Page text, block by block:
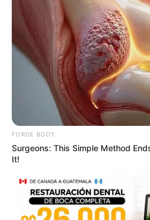
FORGE BODY
Surgeons: This Simple Method
It!